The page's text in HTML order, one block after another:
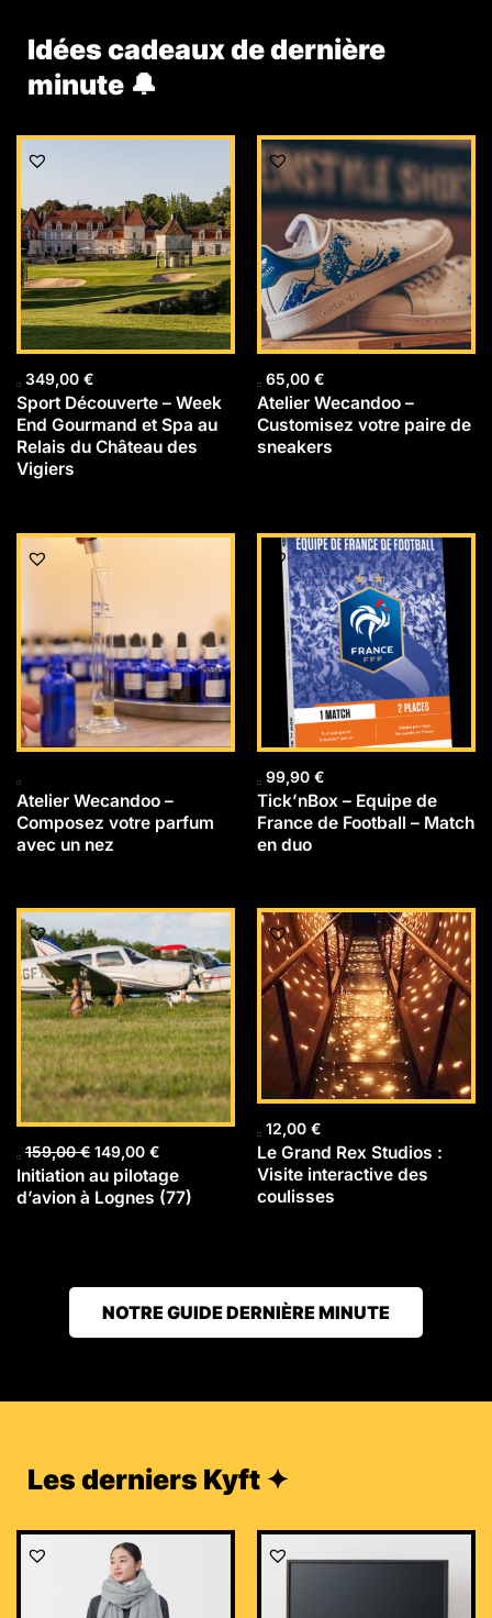
Idées cadeaux de dernière
minute 🔔
349,00 €
Sport Découverte – Week
End Gourmand et Spa au
Relais du Château des
Vigiers
65,00 €
Atelier Wecandoo –
Customisez votre paire de
sneakers
Atelier Wecandoo –
Composez votre parfum
avec un nez
99,90 €
Tick’nBox – Equipe de
France de Football – Match
en duo
159,00€
Le
prix
initial
était :
159,00 €.
149,00 €
Le
actuel
est :
149,00 €.
Initiation au pilotage
d’avion à Lognes (77)
12,00 €
Le Grand Rex Studios :
Visite interactive des
coulisses
NOTRE GUIDE DERNIÈRE MINUTE
Les derniers Kyft ✦